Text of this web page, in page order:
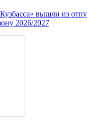
вышли из
2026/2027